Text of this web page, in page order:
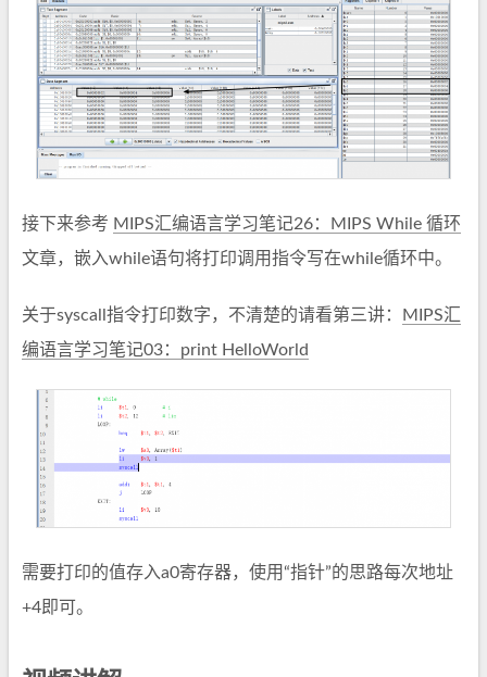
接下来参考 MIPS汇编语言学习笔记26：MIPS While 循环
文章，嵌入while语句将打印调用指令写在while循环中。
关于syscall指令打印数字，不清楚的请看第三讲：
MIPS汇
编语言学习笔记03：print HelloWorld
需要打印的值存入a0寄存器，使用“指针”的思路每次地址
+4即可。